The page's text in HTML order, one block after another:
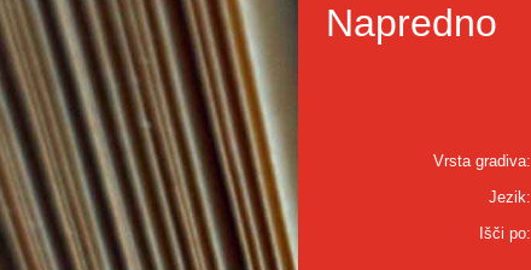
Napredno
Vrsta gradiva:
Jezik:
Išči po: